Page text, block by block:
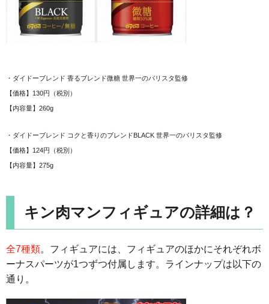
・ダイドーブレンド 香るブレンド微糖 世界一のバリスタ監修
【価格】130円（税別）
【内容量】260g
・ダイドーブレンド コクと香りのブレンドBLACK 世界一のバリスタ監修
【価格】124円（税別）
【内容量】275g
キン肉マンフィギュアの詳細は？
全7種類。フィギュアには、フィギュアのほかにそれぞれボ
ーナスパーツが1つずつ付属します。ラインナップは以下の
通り。